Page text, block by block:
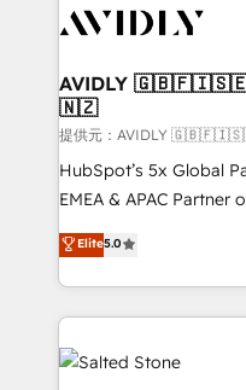
CRM and webdesign
AVIDLY
🇳🇿
提供元：AVIDLY
HubSpot’s 5x Global
EMEA & APAC Partner
experienced and fully
Partner. 🚀 With 2,750+ HubSpot projects delivered
and 370+ specialists
we de-risk complex
accelerate ROI across
multi-region
Elite5.0